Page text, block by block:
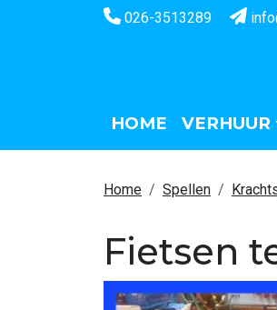
026-3513289
HOME VERHUUR
Home Spellen
Fietsen